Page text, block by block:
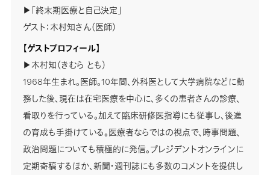
▶「終末期医療と自己決定」
ゲスト：木村知さん（医師）
【ゲストプロフィール】
▶木村知（きむら とも）
1968年生まれ。医師。10年間、外科医として大学病院などに勤
務した後、現在は在宅医療を中心に、多くの患者さんの診療、
看取りを行っている。加えて臨床研修医指導にも従事し、後進
の育成も手掛けている。医療者ならではの視点で、時事問題、
政治問題についても積極的に発信。プレジデントオンラインに
定期寄稿するほか、新聞・週刊誌にも多数のコメントを提供し